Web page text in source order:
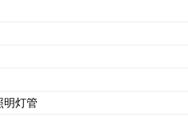
明灯管